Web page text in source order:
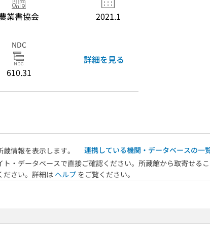
業書協会 2021.1
NDC
610.31
詳細を見る
情報を表示します。
連携している機関・データベースの一
・データベースで直接ご確認ください。所蔵館から取寄せる
ださい。詳細は ヘルプ をご覧ください。